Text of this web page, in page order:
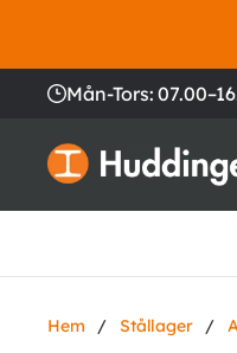
Mån-Tors:
Hem / Stållager /